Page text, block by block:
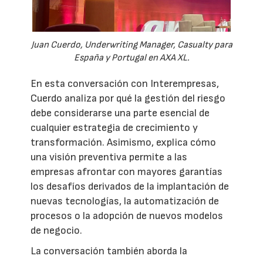
Juan Cuerdo, Underwriting Manager, Casualty para
España y Portugal en AXA XL.
En esta conversación con Interempresas,
Cuerdo analiza por qué la gestión del riesgo
debe considerarse una parte esencial de
cualquier estrategia de crecimiento y
transformación. Asimismo, explica cómo
una visión preventiva permite a las
empresas afrontar con mayores garantías
los desafíos derivados de la implantación de
nuevas tecnologías, la automatización de
procesos o la adopción de nuevos modelos
de negocio.
La conversación también aborda la